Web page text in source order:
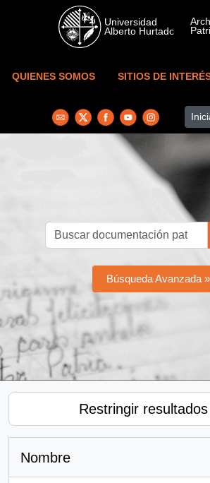
Skip to main content
QUIENES SOMOS SITIOS DE
Búsqueda Avanzada »
Restringir
Nombre